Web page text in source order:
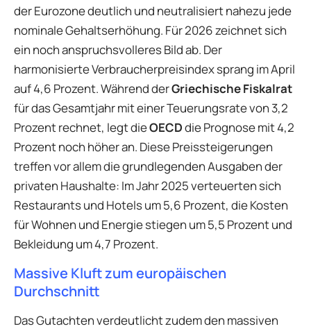
der Eurozone deutlich und neutralisiert nahezu jede
nominale Gehaltserhöhung. Für 2026 zeichnet sich
ein noch anspruchsvolleres Bild ab. Der
harmonisierte Verbraucherpreisindex sprang im April
auf 4,6 Prozent. Während derGriechische Fiskalrat
für das Gesamtjahr mit einer Teuerungsrate von 3,2
Prozent rechnet, legt dieOECDdie Prognose mit 4,2
Prozent noch höher an. Diese Preissteigerungen
treffen vor allem die grundlegenden Ausgaben der
privaten Haushalte: Im Jahr 2025 verteuerten sich
Restaurants und Hotels um 5,6 Prozent, die Kosten
für Wohnen und Energie stiegen um 5,5 Prozent und
Bekleidung um 4,7 Prozent.
Massive Kluft zum europäischen
Durchschnitt
Das Gutachten verdeutlicht zudem den massiven